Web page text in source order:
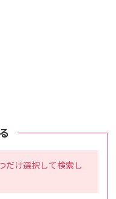
だけ選択して検索し